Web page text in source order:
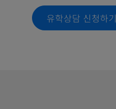
유학상담 신청하기